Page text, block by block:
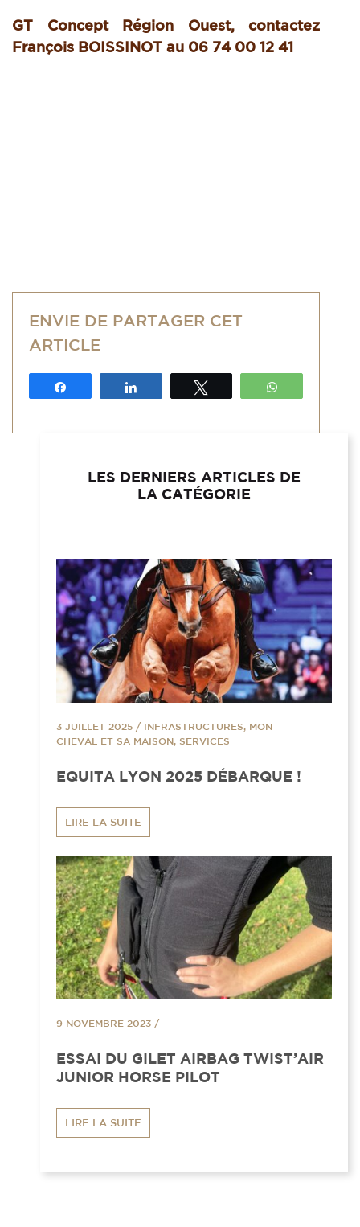
GT Concept Région Ouest, contactez
François BOISSINOT au 06 74 00 12 41
ENVIE DE PARTAGER CET
ARTICLE
LES DERNIERS ARTICLES DE
LA CATÉGORIE
3 JUILLET 2025 / INFRASTRUCTURES, MON
CHEVAL ET SA MAISON, SERVICES
EQUITA LYON 2025 DÉBARQUE !
LIRE LA SUITE
9 NOVEMBRE 2023 /
ESSAI DU GILET AIRBAG TWIST’AIR
JUNIOR HORSE PILOT
LIRE LA SUITE